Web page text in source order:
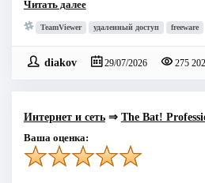
Читать далее
TeamViewer удаленный доступ freeware
diakov 29/07/2026 275 202
Интернет и сеть⇒ The Bat!
Ваша оценка: